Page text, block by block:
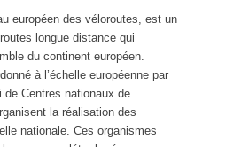
européen des véloroutes, est un
longue distance qui
du continent européen.
à l’échelle européenne par
de Centres nationaux de
la réalisation des
nationale. Ces organismes